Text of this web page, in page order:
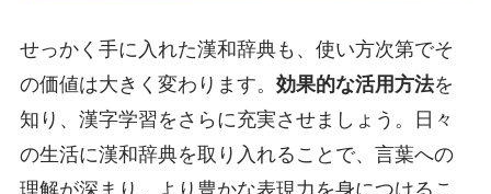
せっかく手に入れた漢和辞典も、使い方次第でそ
の価値は大きく変わります。 効果的な活用方法を
知り、漢字学習をさらに充実させましょう。日々
の生活に漢和辞典を取り入れることで、言葉への